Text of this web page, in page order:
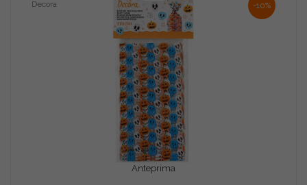
-10%
Anteprima
Decora